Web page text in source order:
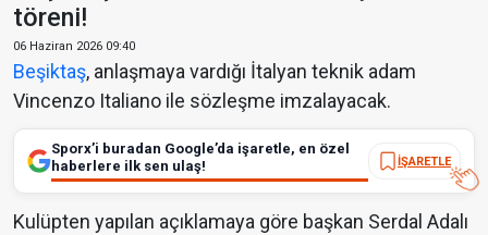
töreni!
06 Haziran 2026 09:40
Beşiktaş, anlaşmaya vardığı İtalyan teknik adam
Vincenzo Italiano ile sözleşme imzalayacak.
Sporx’i buradan Google’da işaretle, en özel
haberlere ilk sen ulaş!
İŞARETLE
Kulüpten yapılan açıklamaya göre başkan Serdal Adalı